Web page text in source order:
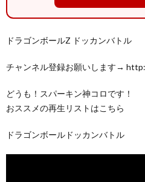
ドラゴンボールZ ドッカンバトル
チャンネル登録お願いします→
どうも！スパーキン神コロです！
おススメの再生リストはこちら
ドラゴンボールドッカンバトル